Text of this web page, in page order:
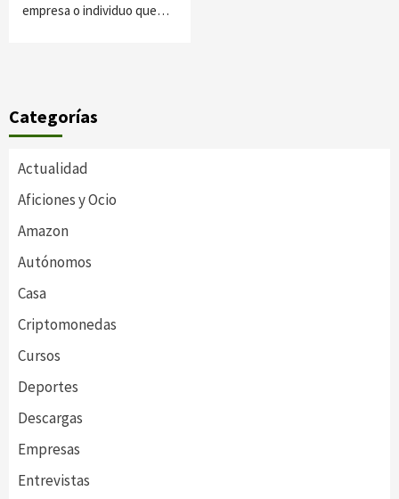
empresa o individuo que…
Categorías
Actualidad
Aficiones y Ocio
Amazon
Autónomos
Casa
Criptomonedas
Cursos
Deportes
Descargas
Empresas
Entrevistas